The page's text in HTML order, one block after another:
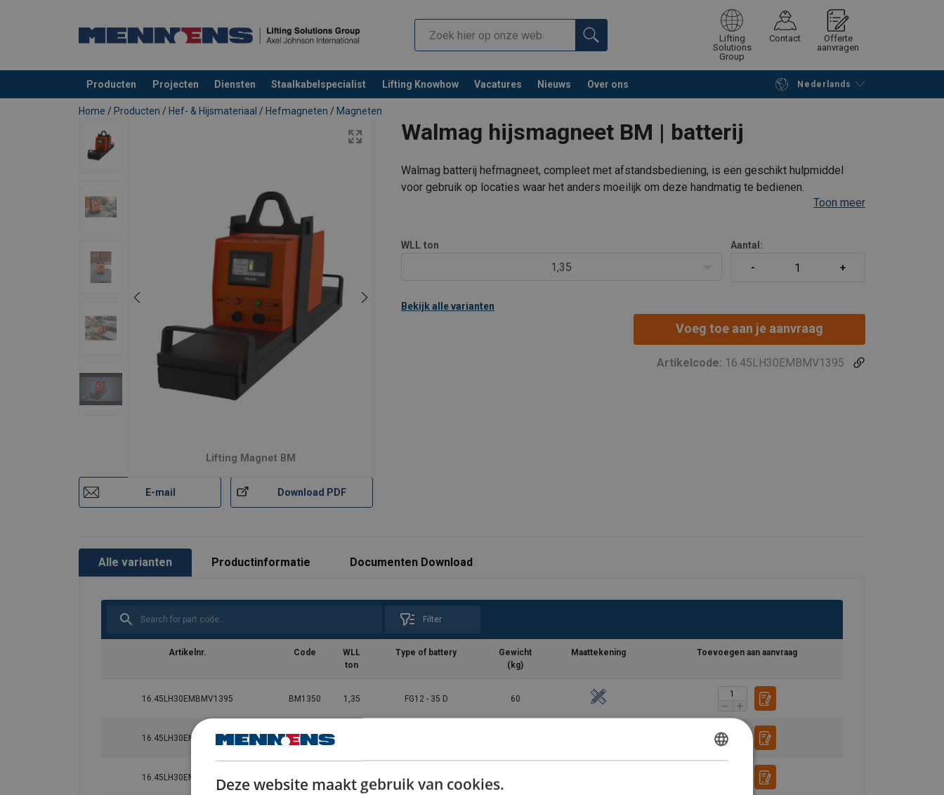
Lifting
Solutions
Group
Contact
Offerte
aanvragen
Producten Projecten Diensten Staalkabelspecialist Lifting Knowhow Vacatures Nieuws Over ons Nederlands
toegevoegd aan uw offerte Verder winkelen Vraag offerte aan
Home / Producten / Hef- & Hijsmateriaal / Hefmagneten / Magneten
Walmag hijsmagneet BM | batterij
Lifting Magnet BM
E-mail Download PDF
Walmag batterij hefmagneet, compleet met afstandsbediening, is een geschikt hulpmiddel
voor gebruik op locaties waar het anders moeilijk om deze handmatig te bedienen.
platen en ladingen tot 5000 kg.
Toon meer
WLL ton
1,35
Aantal:
Bekijk alle varianten
Voeg toe aan je aanvraag
Artikelcode: 16.45LH30EMBMV1395
Alle varianten Productinformatie Documenten Download
Filter
Artikelnr. Code
WLL
ton
Type of battery
Gewicht
(kg)
Maattekening Toevoegen aan aanvraag
16.45LH30EMBMV1395 BM1350 1,35 FG12 - 35 D 60
16.45LH30EMBMV5084 BM2500
16.45LH30EMBMV5092 BM3600 3,6 FG12 - 75 D
Markering:
Veiligheidsfactor:
Gebruikershandleiding:
DUTCH
Deze website maakt gebruik van cookies.